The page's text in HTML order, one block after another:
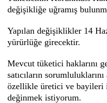
değişikliğe uğramış
Yapılan değişiklikler 14
yürürlüğe girecektir.
Mevcut tüketici haklarını
satıcıların
özellikle üretici ve
değinmek istiyorum.